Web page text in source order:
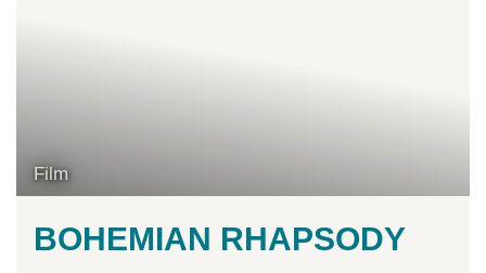
Film
BOHEMIAN RHAPSODY